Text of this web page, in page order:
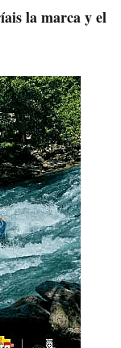
la marca y el